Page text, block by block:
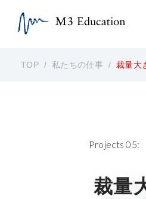
TOP / 私たちの仕事 / 裁量大
Projects 05:
裁量